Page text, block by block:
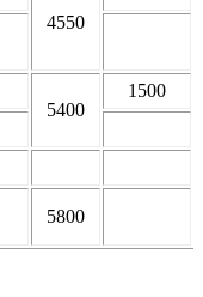
4550
5400
1500
5800